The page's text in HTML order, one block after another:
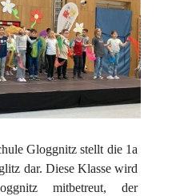
Gloggnitz stellt die 1a
dar. Diese Klasse wird
mitbetreut, der